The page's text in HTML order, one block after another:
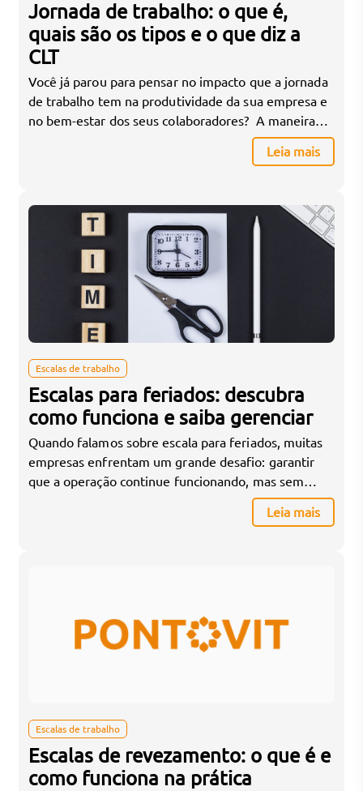
Jornada de trabalho: o que é,
quais são os tipos e o que diz a
CLT
Você já parou para pensar no impacto que a jornada
de trabalho tem na produtividade da sua empresa e
no bem-estar dos seus colaboradores? A maneira
como você organiza e gerencia a carga horária de
trabalho pode ser um divisor de águas para a
Leia mais
Escalas de trabalho
Escalas para feriados: descubra
como funciona e saiba gerenciar
Quando falamos sobre escala para feriados, muitas
empresas enfrentam um grande desafio: garantir
que a operação continue funcionando, mas sem
prejudicar a vida pessoal dos colaboradores. Afinal,
todo trabalhador tem direito a descanso nos
Leia mais
Escalas de trabalho
Escalas de revezamento: o que é e
como funciona na prática